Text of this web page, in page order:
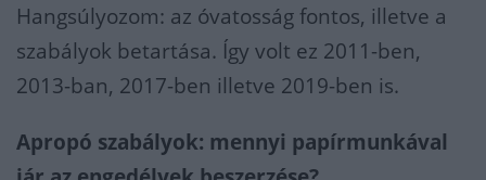
Hangsúlyozom: az óvatosság fontos, illetve a
szabályok betartása. Így volt ez 2011-ben,
2013-ban, 2017-ben illetve 2019-ben is.
Apropó szabályok: mennyi papírmunkával